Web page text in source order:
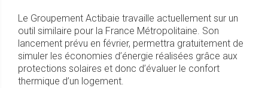
Le Groupement Actibaie travaille actuellement sur un
outil similaire pour la France Métropolitaine. Son
lancement prévu en février, permettra gratuitement de
simuler les économies d’énergie réalisées grâce aux
protections solaires et donc d’évaluer le confort
thermique d’un logement.